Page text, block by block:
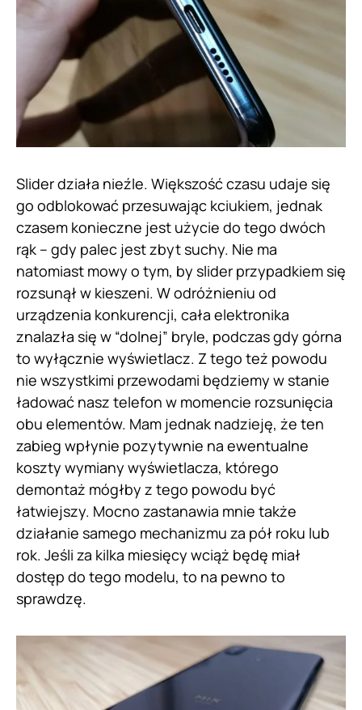
Slider działa nieźle. Większość czasu udaje się
go odblokować przesuwając kciukiem, jednak
czasem konieczne jest użycie do tego dwóch
rąk – gdy palec jest zbyt suchy. Nie ma
natomiast mowy o tym, by slider przypadkiem się
rozsunął w kieszeni. W odróżnieniu od
urządzenia konkurencji, cała elektronika
znalazła się w “dolnej” bryle, podczas gdy górna
to wyłącznie wyświetlacz. Z tego też powodu
nie wszystkimi przewodami będziemy w stanie
ładować nasz telefon w momencie rozsunięcia
obu elementów. Mam jednak nadzieję, że ten
zabieg wpłynie pozytywnie na ewentualne
koszty wymiany wyświetlacza, którego
demontaż mógłby z tego powodu być
łatwiejszy. Mocno zastanawia mnie także
działanie samego mechanizmu za pół roku lub
rok. Jeśli za kilka miesięcy wciąż będę miał
dostęp do tego modelu, to na pewno to
sprawdzę.